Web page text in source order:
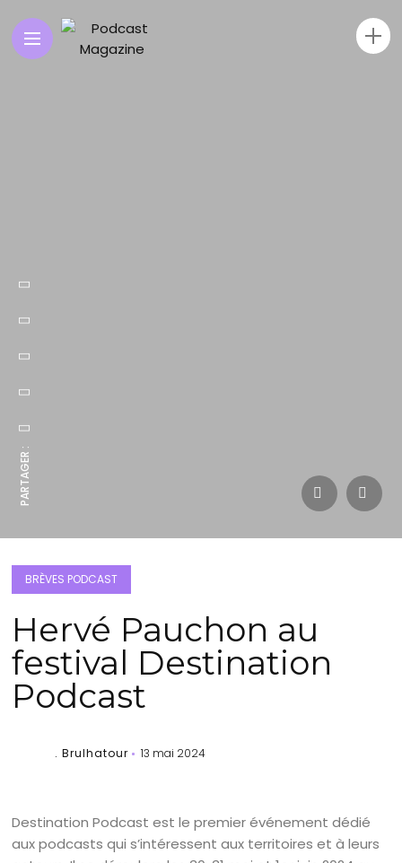
PARTAGER :
BRÈVES PODCAST
Hervé Pauchon au
festival Destination
Podcast
. Brulhatour 13 mai 2024
Destination Podcast est le premier événement dédié
aux podcasts qui s’intéressent aux territoires et à leurs